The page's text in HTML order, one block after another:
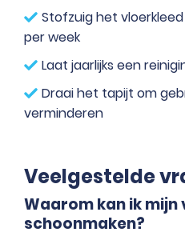
Stofzuig het
per week
Laat jaarlijks een
Draai het tapijt om
verminderen
Veelgestelde
Waarom kan ik
schoonmaken?